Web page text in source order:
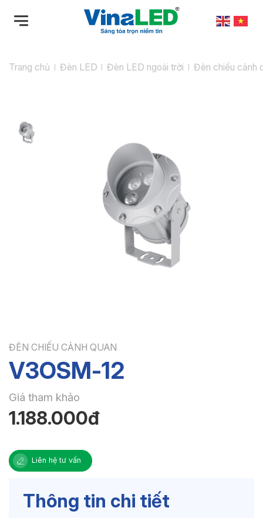
qua
dungTrang chủ Đèn LED Đèn LED ngoài trời Đèn chiếu cảnh
ĐÈN CHIẾU CẢNH QUAN
V3OSM-12
Giá tham khảo
1.188.000đ
Liên hệ tư vấn
Thông tin chi tiết